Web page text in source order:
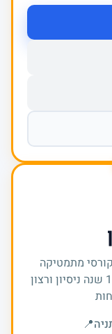
מתמטיקה
להנדסות ומדעי המחשב בכל הרמות. 18 שנה ניסיון ורצון
📍